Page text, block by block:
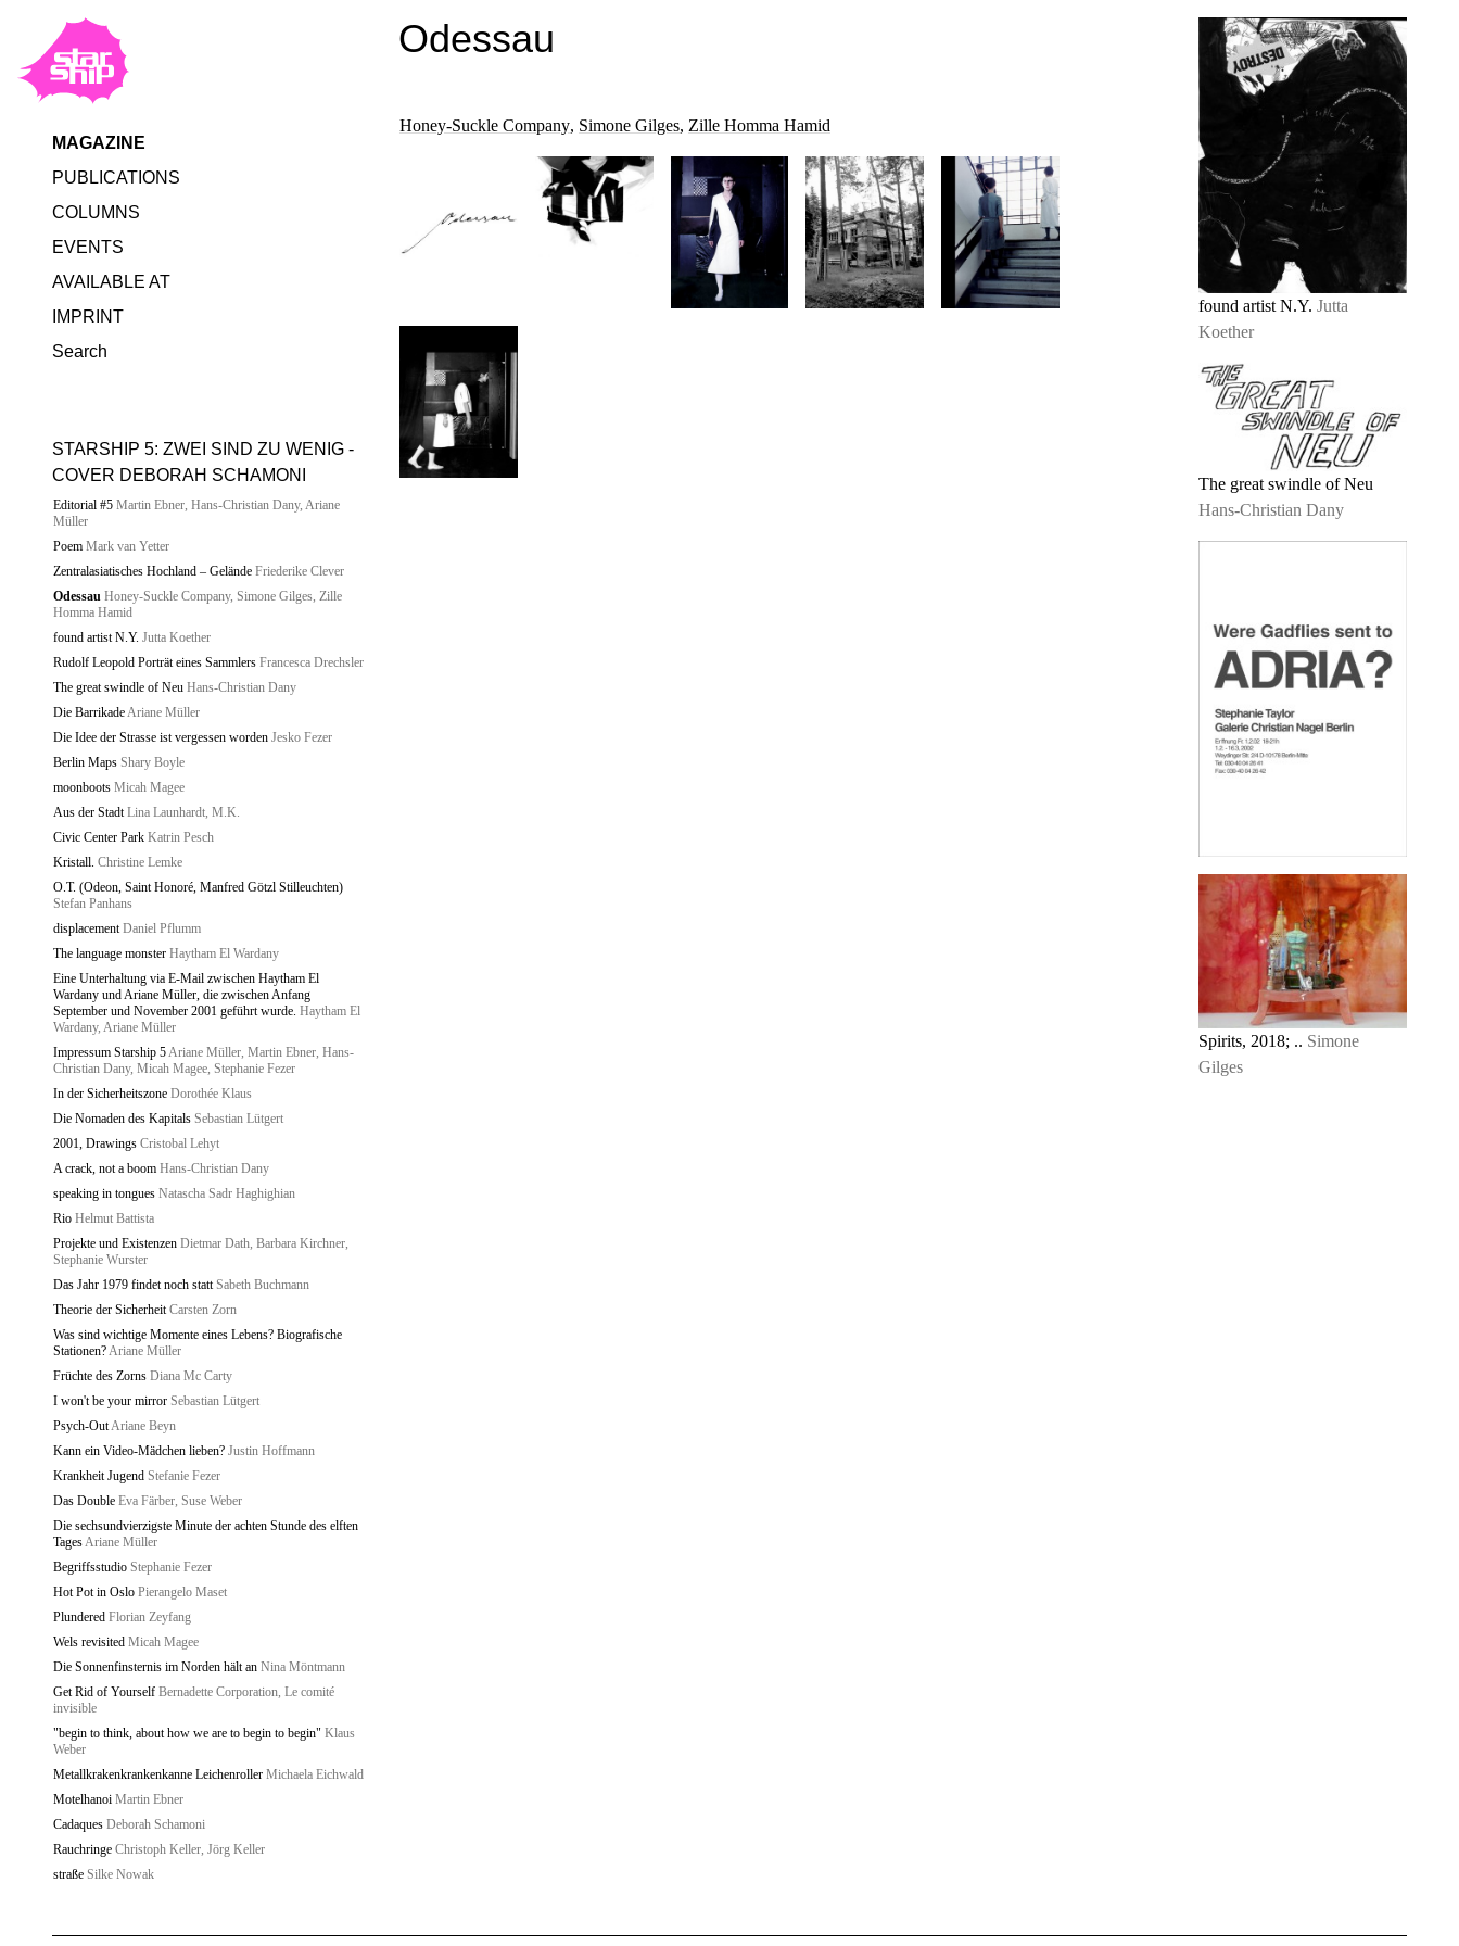
MAGAZINE
PUBLICATIONS
COLUMNS
EVENTS
AVAILABLE AT
IMPRINT
Search
STARSHIP 5: ZWEI SIND ZU WENIG -
COVER DEBORAH SCHAMONI
Editorial #5 Martin Ebner, Hans-Christian Dany, Ariane
Müller
Poem Mark van Yetter
Zentralasiatisches Hochland – Gelände Friederike Clever
Odessau Honey-Suckle Company, Simone Gilges, Zille
Homma Hamid
found artist N.Y. Jutta Koether
Rudolf Leopold Porträt eines Sammlers Francesca Drechsler
The great swindle of Neu Hans-Christian Dany
Die BarrikadeAriane Müller
Die Idee der Strasse ist vergessen worden Jesko Fezer
Berlin Maps Shary Boyle
moonboots Micah Magee
Aus der Stadt Lina Launhardt, M.K.
Civic Center Park Katrin Pesch
Kristall. Christine Lemke
O.T. (Odeon, Saint Honoré, Manfred Götzl Stilleuchten)
Stefan Panhans
displacement Daniel Pflumm
The language monster Haytham El Wardany
Eine Unterhaltung via E-Mail zwischen Haytham El
Wardany und Ariane Müller, die zwischen Anfang
September und November 2001 geführt wurde. Haytham El
Wardany, Ariane Müller
Impressum Starship 5Ariane Müller, Martin Ebner, Hans-
Christian Dany, Micah Magee, Stephanie Fezer
In der Sicherheitszone Dorothée Klaus
Die Nomaden des Kapitals Sebastian Lütgert
2001, Drawings Cristobal Lehyt
A crack, not a boom Hans-Christian Dany
speaking in tongues Natascha Sadr Haghighian
Rio Helmut Battista
Projekte und Existenzen Dietmar Dath, Barbara Kirchner,
Stephanie Wurster
Das Jahr 1979 findet noch statt Sabeth Buchmann
Theorie der Sicherheit Carsten Zorn
Was sind wichtige Momente eines Lebens? Biografische
Stationen?Ariane Müller
Früchte des Zorns Diana Mc Carty
I won't be your mirror Sebastian Lütgert
Psych-OutAriane Beyn
Kann ein Video-Mädchen lieben? Justin Hoffmann
Krankheit Jugend Stefanie Fezer
Das Double Eva Färber, Suse Weber
Die sechsundvierzigste Minute der achten Stunde des elften
TagesAriane Müller
Begriffsstudio Stephanie Fezer
Hot Pot in Oslo Pierangelo Maset
Plundered Florian Zeyfang
Wels revisited Micah Magee
Die Sonnenfinsternis im Norden hält an Nina Möntmann
Get Rid of Yourself Bernadette Corporation, Le comité
invisible
"begin to think, about how we are to begin to begin" Klaus
Weber
Metallkrakenkrankenkanne Leichenroller Michaela Eichwald
Motelhanoi Martin Ebner
Cadaques Deborah Schamoni
Rauchringe Christoph Keller, Jörg Keller
straße Silke Nowak
Odessau
Honey-Suckle Company, Simone Gilges, Zille Homma Hamid
found artist N.Y. Jutta
Koether
The great swindle of Neu
Hans-Christian Dany
Spirits, 2018; .. Simone
Gilges